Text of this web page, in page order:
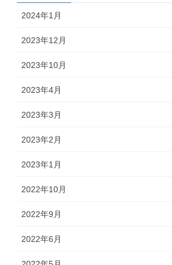
2024年1月
2023年12月
2023年10月
2023年4月
2023年3月
2023年2月
2023年1月
2022年10月
2022年9月
2022年6月